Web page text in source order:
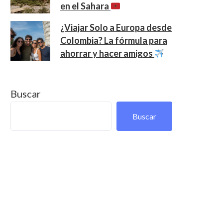
en el Sahara
¿Viajar Solo a Europa desde
Colombia? La fórmula para
ahorrar y hacer amigos
Buscar
Buscar